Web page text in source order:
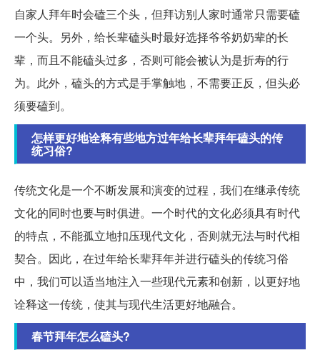
自家人拜年时会磕三个头，但拜访别人家时通常只需要磕
一个头。另外，给长辈磕头时最好选择爷爷奶奶辈的长
辈，而且不能磕头过多，否则可能会被认为是折寿的行
为。此外，磕头的方式是手掌触地，不需要正反，但头必
须要磕到。
怎样更好地诠释有些地方过年给长辈拜年磕头的传
统习俗?
传统文化是一个不断发展和演变的过程，我们在继承传统
文化的同时也要与时俱进。一个时代的文化必须具有时代
的特点，不能孤立地扣压现代文化，否则就无法与时代相
契合。因此，在过年给长辈拜年并进行磕头的传统习俗
中，我们可以适当地注入一些现代元素和创新，以更好地
诠释这一传统，使其与现代生活更好地融合。
春节拜年怎么磕头?